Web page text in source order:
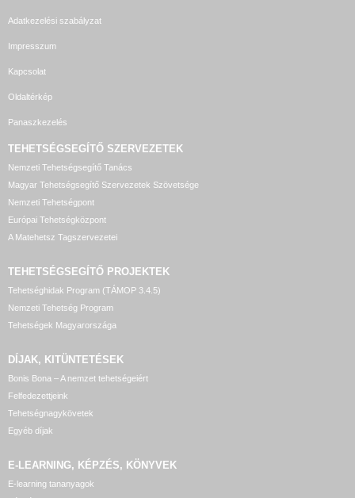
Adatkezelési szabályzat
Impresszum
Kapcsolat
Oldaltérkép
Panaszkezelés
TEHETSÉGSEGÍTŐ SZERVEZETEK
Nemzeti Tehetségsegítő Tanács
Magyar Tehetségsegítő Szervezetek Szövetsége
Nemzeti Tehetségpont
Európai Tehetségközpont
A Matehetsz Tagszervezetei
TEHETSÉGSEGÍTŐ PROJEKTEK
Tehetséghidak Program (TÁMOP 3.4.5)
Nemzeti Tehetség Program
Tehetségek Magyarországa
DÍJAK, KITÜNTETÉSEK
Bonis Bona – A nemzet tehetségeiért
Felfedezettjeink
Tehetségnagykövetek
Egyéb díjak
E-LEARNING, KÉPZÉS, KÖNYVEK
E-learning tananyagok